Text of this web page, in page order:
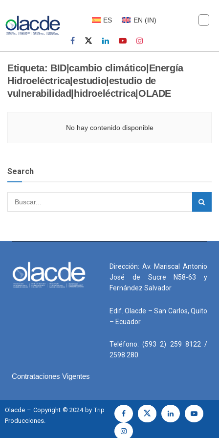
ES EN (IN)
Etiqueta: BID|cambio climático|Energía
Hidroeléctrica|estudio|estudio de
vulnerabilidad|hidroeléctrica|OLADE
No hay contenido disponible
Search
Dirección: Av. Mariscal Antonio
José de Sucre N58-63 y
Fernández Salvador
Edif. Olacde – San Carlos, Quito
– Ecuador
Teléfono: (593 2) 259 8122 /
2598 280
Contrataciones Vigentes
Olacde – Copyright © 2024 by Trip
Producciones.